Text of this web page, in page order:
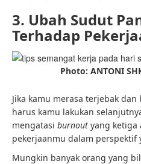
3. Ubah Sudut
Terhadap
Photo: ANTONI
Jika kamu merasa terjebak
harus kamu lakukan
mengatasi burnout yang ketiga
pekerjaanmu dalam perspektif
Mungkin banyak orang yang